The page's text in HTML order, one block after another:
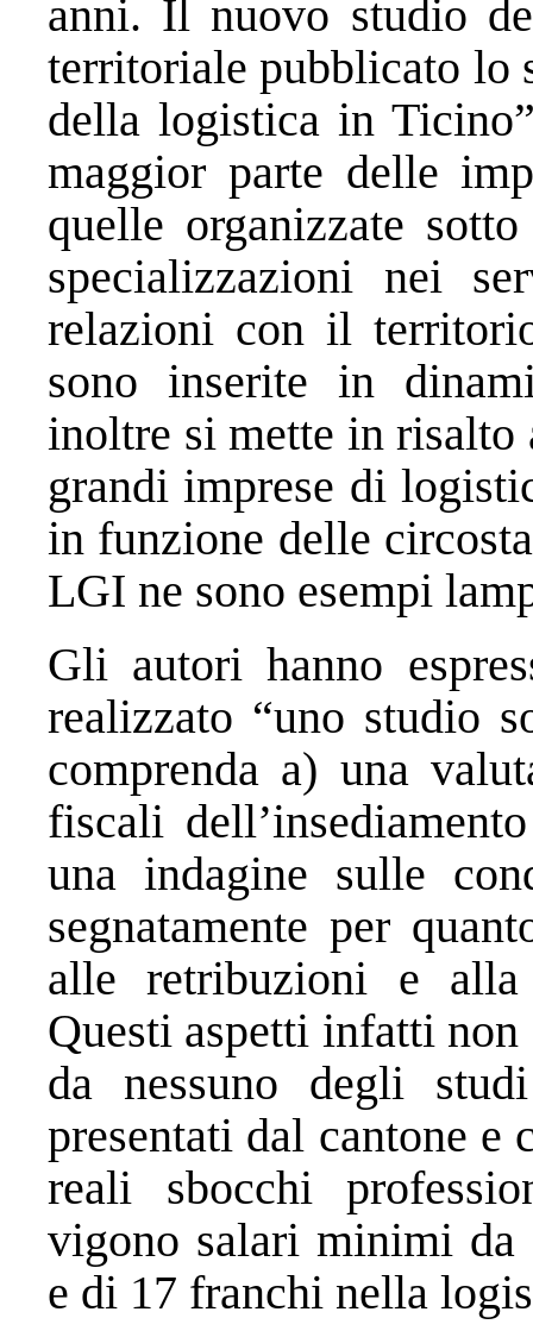
anni. Il nuovo studio
territoriale pubblicato lo
della logistica in
maggior parte delle
quelle organizzate
specializzazioni nei
relazioni con il
sono inserite in
inoltre si mette in risalto
grandi imprese di
in funzione delle
LGI ne sono esempi
Gli autori hanno
realizzato “uno studio
comprenda a) una
fiscali
una indagine sulle
segnatamente per
alle retribuzioni e alla
Questi aspetti infatti
da nessuno degli
presentati dal cantone
reali sbocchi
vigono salari minimi da
e di 17 franchi nella